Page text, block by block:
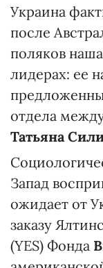
Украина
после
поляков
лидерах: ее
отдела
Татьяна
Запад
ожидает от
заказу
(YES) Фонда